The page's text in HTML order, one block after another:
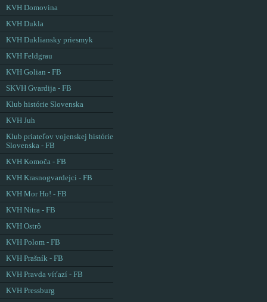
KVH Domovina
KVH Dukla
KVH Dukliansky priesmyk
KVH Feldgrau
KVH Golian - FB
SKVH Gvardija - FB
Klub histórie Slovenska
KVH Juh
Klub priateľov vojenskej histórie
Slovenska - FB
KVH Komoča - FB
KVH Krasnogvardejci - FB
KVH Mor Ho! - FB
KVH Nitra - FB
KVH Ostrô
KVH Polom - FB
KVH Prašník - FB
KVH Pravda víťazí - FB
KVH Pressburg